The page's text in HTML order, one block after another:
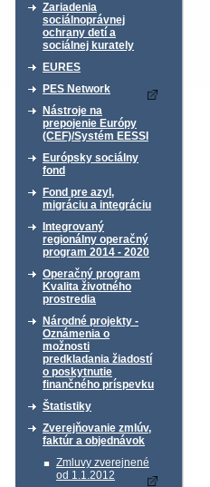
Zariadenia
sociálnoprávnej
ochrany detí a
sociálnej kurately
EURES
PES Network
Nástroje na
prepojenie Európy
(CEF)/Systém EESSI
Európsky sociálny
fond
Fond pre azyl,
migráciu a integráciu
Integrovaný
regionálny operačný
program 2014 - 2020
Operačný program
Kvalita životného
prostredia
Národné projekty -
Oznámenia o
možnosti
predkladania žiadostí
o poskytnutie
finančného príspevku
Štatistiky
Zverejňovanie zmlúv,
faktúr a objednávok
Zmluvy zverejnené
od 1.1.2012